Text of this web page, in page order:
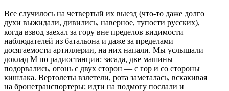
Все случилось на четвертый их выезд (что-то даже долго
духи выжидали, дивились, наверное, тупости русских),
когда взвод заехал за гору вне пределов видимости
наблюдателей из батальона и даже за пределами
досягаемости артиллерии, на них напали. Мы услышали
доклад М по радиостанции: засада, две машины
подорвались, огонь с двух сторон — с гор и со стороны
кишлака. Вертолеты взлетели, рота заметалась, вскакивая
на бронетранспортеры; идти на подмогу послали и